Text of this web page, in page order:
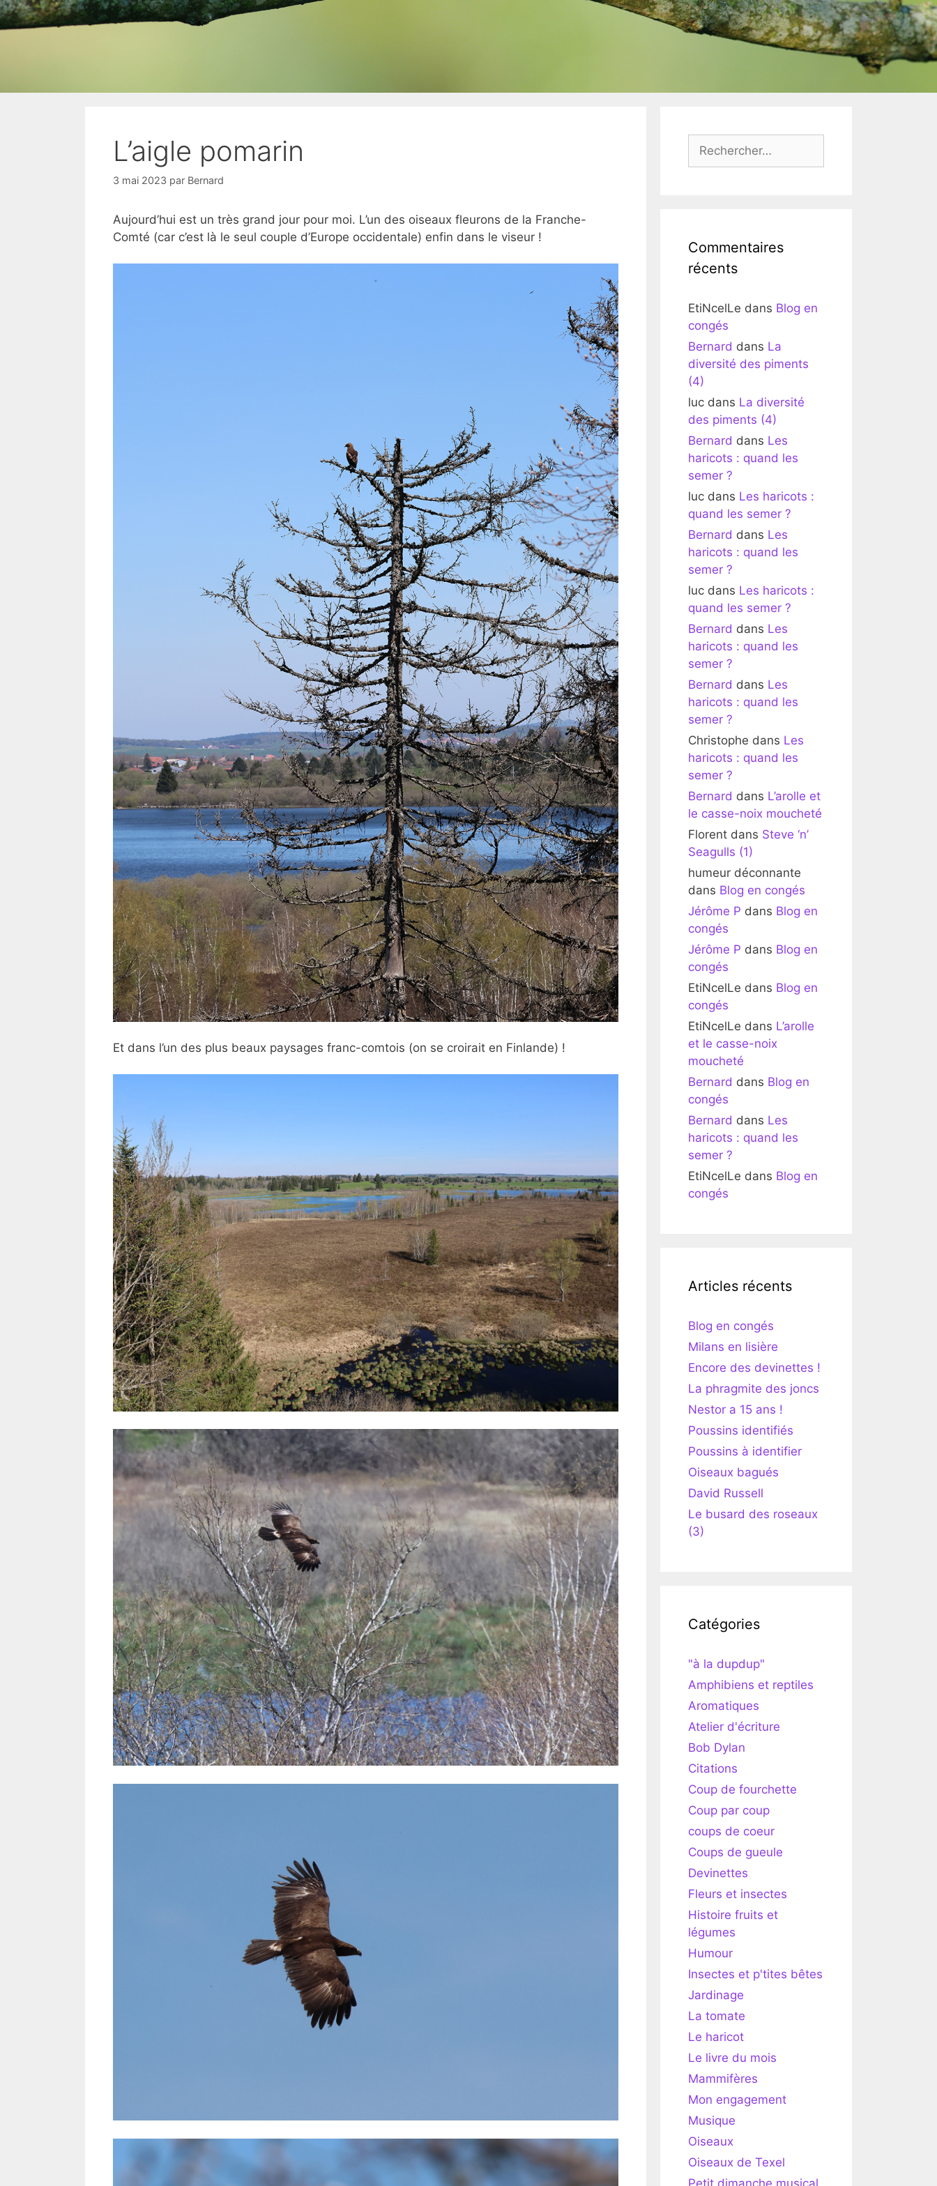
L’aigle pomarin
3 mai 2023 par Bernard
Aujourd’hui est un très grand jour pour moi. L’un des oiseaux fleurons de la Franche-
Comté (car c’est là le seul couple d’Europe occidentale) enfin dans le viseur !
Et dans l’un des plus beaux paysages franc-comtois (on se croirait en Finlande) !
Commentaires
récents
EtiNcelLe dans Blog en
congés
Bernard dans La
diversité des piments
(4)
luc dans La diversité
des piments (4)
Bernard dans Les
haricots : quand les
semer ?
luc dans Les haricots :
quand les semer ?
Bernard dans Les
haricots : quand les
semer ?
luc dans Les haricots :
quand les semer ?
Bernard dans Les
haricots : quand les
semer ?
Bernard dans Les
haricots : quand les
semer ?
Christophe dans Les
haricots : quand les
semer ?
Bernard dans L’arolle et
le casse-noix moucheté
Florent dans Steve ‘n’
Seagulls (1)
humeur déconnante
dans Blog en congés
Jérôme P dans Blog en
congés
Jérôme P dans Blog en
congés
EtiNcelLe dans Blog en
congés
EtiNcelLe dans L’arolle
et le casse-noix
moucheté
Bernard dans Blog en
congés
Bernard dans Les
haricots : quand les
semer ?
EtiNcelLe dans Blog en
congés
Articles récents
Blog en congés
Milans en lisière
Encore des devinettes !
La phragmite des joncs
Nestor a 15 ans !
Poussins identifiés
Poussins à identifier
Oiseaux bagués
David Russell
Le busard des roseaux
(3)
Catégories
"à la dupdup"
Amphibiens et reptiles
Aromatiques
Atelier d'écriture
Bob Dylan
Citations
Coup de fourchette
Coup par coup
coups de coeur
Coups de gueule
Devinettes
Fleurs et insectes
Histoire fruits et
légumes
Humour
Insectes et p'tites bêtes
Jardinage
La tomate
Le haricot
Le livre du mois
Mammifères
Mon engagement
Musique
Oiseaux
Oiseaux de Texel
Petit dimanche musical